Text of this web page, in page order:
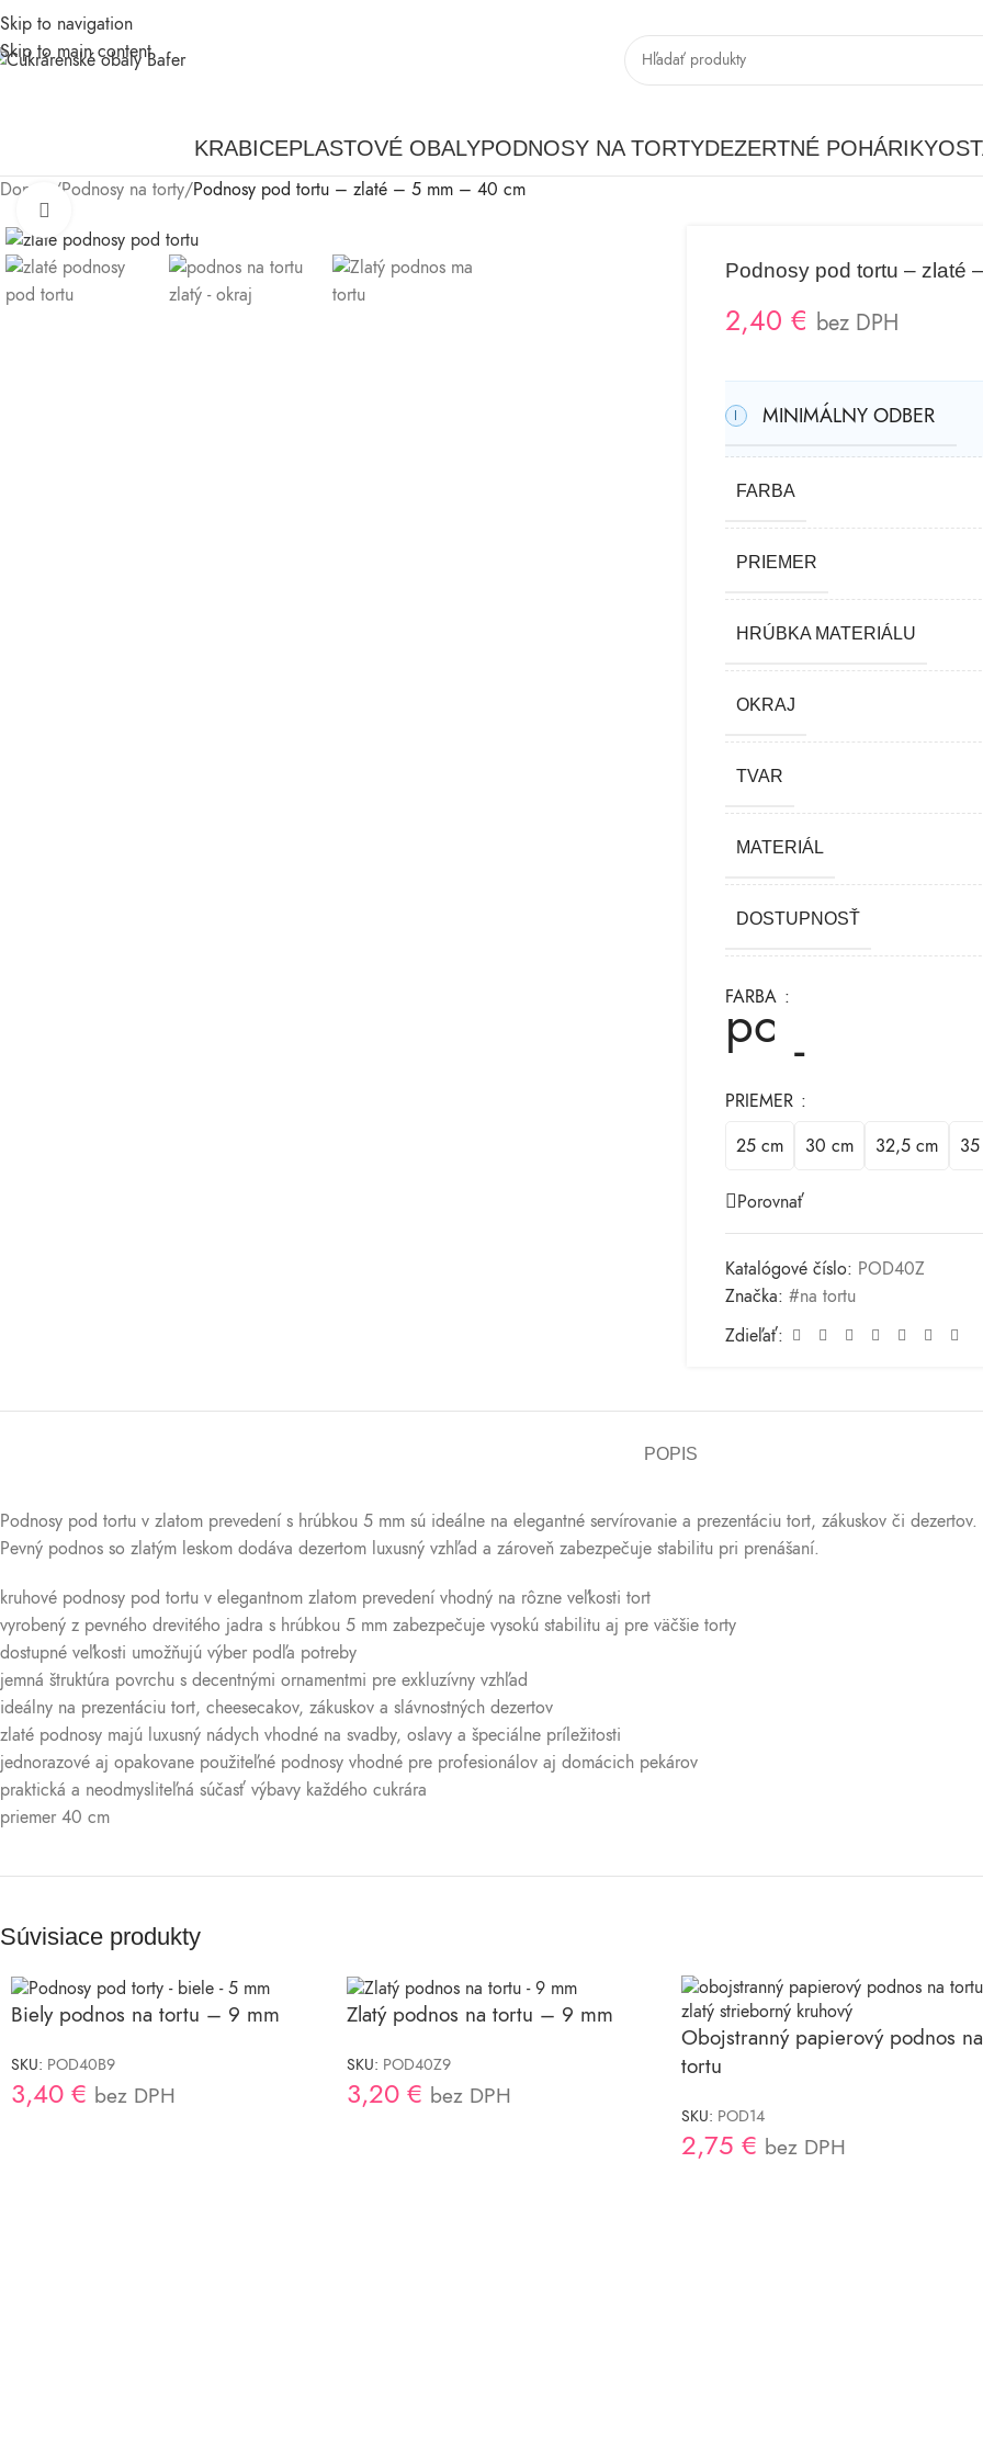
Skip to navigation
Skip to main content
KRABICEPLASTOVÉ OBALYPODNOSY NA TORTYDEZERTNÉ POHÁRIKY
Domov
/Podnosy na torty/Podnosy pod tortu – zlaté – 5 mm – 40 cm
Podnosy pod tortu – zlaté
2,40 € bez DPH
MINIMÁLNY ODBER
FARBA
PRIEMER
HRÚBKA MATERIÁLU
OKRAJ
TVAR
MATERIÁL
DOSTUPNOSŤ
FARBA
PRIEMER
25 cm
30 cm 32,5 cm
Porovnať
Katalógové číslo: POD40Z
Značka: #na tortu
Zdieľať:
POPIS
Podnosy pod tortu v zlatom prevedení s hrúbkou 5 mm sú ideálne na elegantné servírovanie a prezentáciu tort, zákuskov či dezertov.
Pevný podnos so zlatým leskom dodáva dezertom luxusný vzhľad a zároveň zabezpečuje stabilitu pri prenášaní.
kruhové podnosy pod tortu v elegantnom zlatom prevedení vhodný na rôzne veľkosti tort
vyrobený z pevného drevitého jadra s hrúbkou 5 mm zabezpečuje vysokú stabilitu aj pre väčšie torty
dostupné veľkosti umožňujú výber podľa potreby
jemná štruktúra povrchu s decentnými ornamentmi pre exkluzívny vzhľad
ideálny na prezentáciu tort, cheesecakov, zákuskov a slávnostných dezertov
zlaté podnosy majú luxusný nádych vhodné na svadby, oslavy a špeciálne príležitosti
jednorazové aj opakovane použiteľné podnosy vhodné pre profesionálov aj domácich pekárov
praktická a neodmysliteľná súčasť výbavy každého cukrára
priemer 40 cm
Súvisiace produkty
Biely podnos na tortu – 9 mm
SKU: POD40B9
3,40 € bez DPH
Zlatý podnos na tortu – 9 mm
SKU: POD40Z9
3,20 € bez DPH
Obojstranný papierový podnos na
tortu
SKU: POD14
2,75 € bez DPH